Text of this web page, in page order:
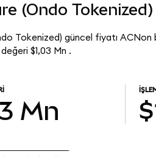
(Ondo
Tokenized) güncel fiyatı ACNon
$1,03 Mn .
Mn